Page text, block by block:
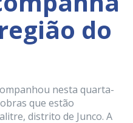
do
nesta quarta-
que estão
distrito de Junco. A